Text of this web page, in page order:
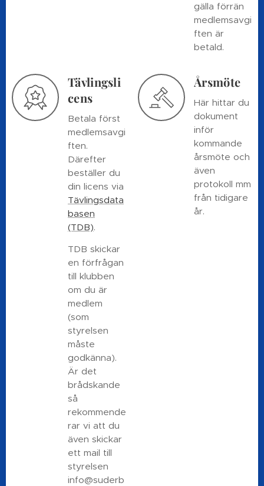
gälla förrän
medlemsavgi
ften är
betald.
Tävlingsli
cens
Betala först
medlemsavgi
ften.
Därefter
beställer du
din licens via
Tävlingsdata
basen
(TDB).
TDB skickar
en förfrågan
till klubben
om du är
medlem
(som
styrelsen
måste
godkänna).
Är det
brådskande
så
rekommende
rar vi att du
även skickar
ett mail till
styrelsen
info@suderb
Årsmöte
Här hittar du
dokument
inför
kommande
årsmöte och
även
protokoll mm
från tidigare
år.